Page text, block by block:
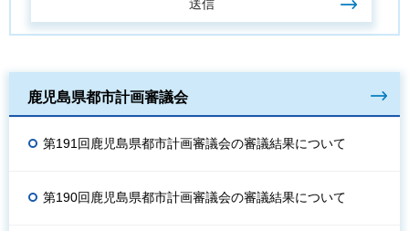
鹿児島県都市計画審議会
第191回鹿児島県都市計画審議会の審議結果について
第190回鹿児島県都市計画審議会の審議結果について